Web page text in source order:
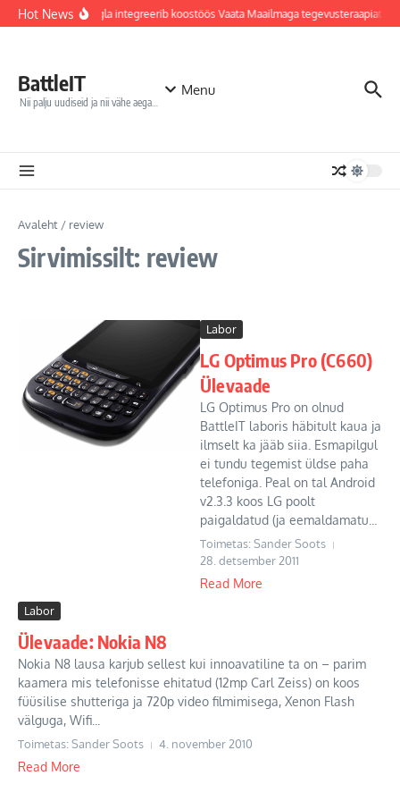
Sisu juurde
Hot NewsJõhvi haigla integreerib koostöös Vaata Maailmaga
BattleIT
Nii palju uudiseid ja nii vähe aega…
Menu
Avaleht / review
Sirvimissilt: review
Labor
LG Optimus Pro (C660)
Ülevaade
LG Optimus Pro on olnud
BattleIT laboris häbitult kaua ja
ilmselt ka jääb siia. Esmapilgul
ei tundu tegemist üldse paha
telefoniga. Peal on tal Android
v2.3.3 koos LG poolt
paigaldatud (ja eemaldamatu...
Toimetas: Sander Soots
28. detsember 2011
Read More
Labor
Ülevaade: Nokia N8
Nokia N8 lausa karjub sellest kui innoavatiline ta on – parim
kaamera mis telefonisse ehitatud (12mp Carl Zeiss) on koos
füüsilise shutteriga ja 720p video filmimisega, Xenon Flash
välguga, Wifi...
Toimetas: Sander Soots 4. november 2010
Read More